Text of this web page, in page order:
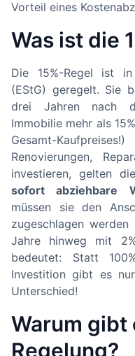
Vorteil eines
Was ist die
Die 15%-Regel ist
(EStG) geregelt. Sie
drei Jahren nach
Immobilie mehr als
Gesamt-
Renovierungen,
investieren, gelten
sofort abziehbare
müssen sie den
zugeschlagen
Jahre hinweg mit
bedeutet: Statt
Investition gibt es
Unterschied!
Warum gibt
Regelung?